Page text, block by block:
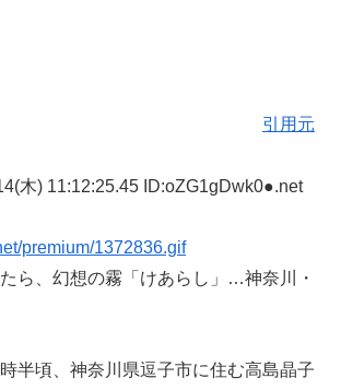
引用元
木) 11:12:25.45 ID:oZG1gDwk0●.net
premium/1372836.gif
ら、幻想の霧「けあらし」…神奈川・
半頃、神奈川県逗子市に住む高島晶子